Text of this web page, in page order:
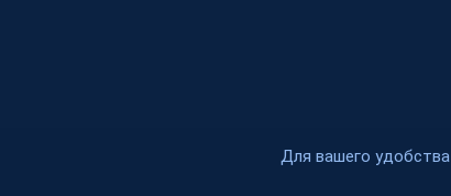
Для вашего